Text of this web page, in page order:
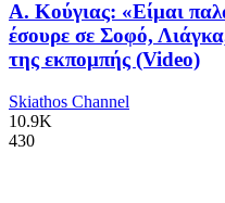
Α. Κούγιας: «Είμαι
έσουρε σε Σοφό,
της εκπομπής (Video)
Skiathos Channel
10.9K
430